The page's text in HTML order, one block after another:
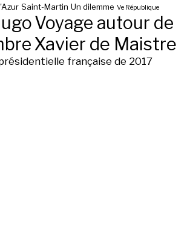
Saint-Martin Un dilemme Ve République
Voyage autour de
Xavier de Maistre
française de 2017